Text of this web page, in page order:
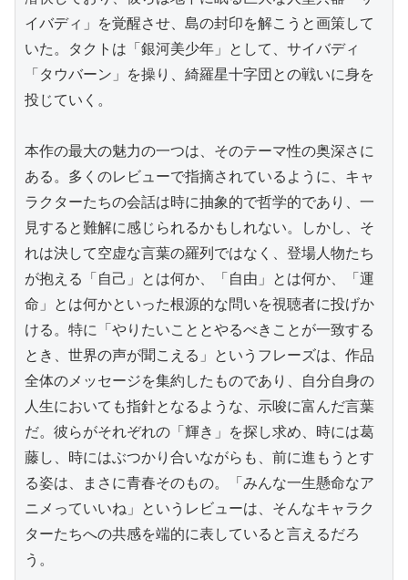
イバディ」を覚醒させ、島の封印を解こうと画策して
いた。タクトは「銀河美少年」として、サイバディ
「タウバーン」を操り、綺羅星十字団との戦いに身を
投じていく。
本作の最大の魅力の一つは、そのテーマ性の奥深さに
ある。多くのレビューで指摘されているように、キャ
ラクターたちの会話は時に抽象的で哲学的であり、一
見すると難解に感じられるかもしれない。しかし、そ
れは決して空虚な言葉の羅列ではなく、登場人物たち
が抱える「自己」とは何か、「自由」とは何か、「運
命」とは何かといった根源的な問いを視聴者に投げか
ける。特に「やりたいこととやるべきことが一致する
とき、世界の声が聞こえる」というフレーズは、作品
全体のメッセージを集約したものであり、自分自身の
人生においても指針となるような、示唆に富んだ言葉
だ。彼らがそれぞれの「輝き」を探し求め、時には葛
藤し、時にはぶつかり合いながらも、前に進もうとす
る姿は、まさに青春そのもの。「みんな一生懸命なア
ニメっていいね」というレビューは、そんなキャラク
ターたちへの共感を端的に表していると言えるだろ
う。